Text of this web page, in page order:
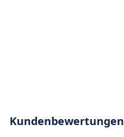
Kundenbewertungen